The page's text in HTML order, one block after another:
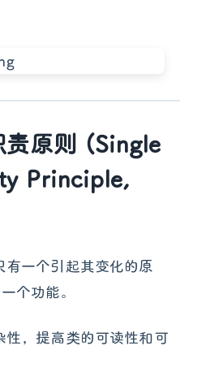
责原则 (Single
Principle,
有一个引起其变化的原
个功能。
性，提高类的可读性和可